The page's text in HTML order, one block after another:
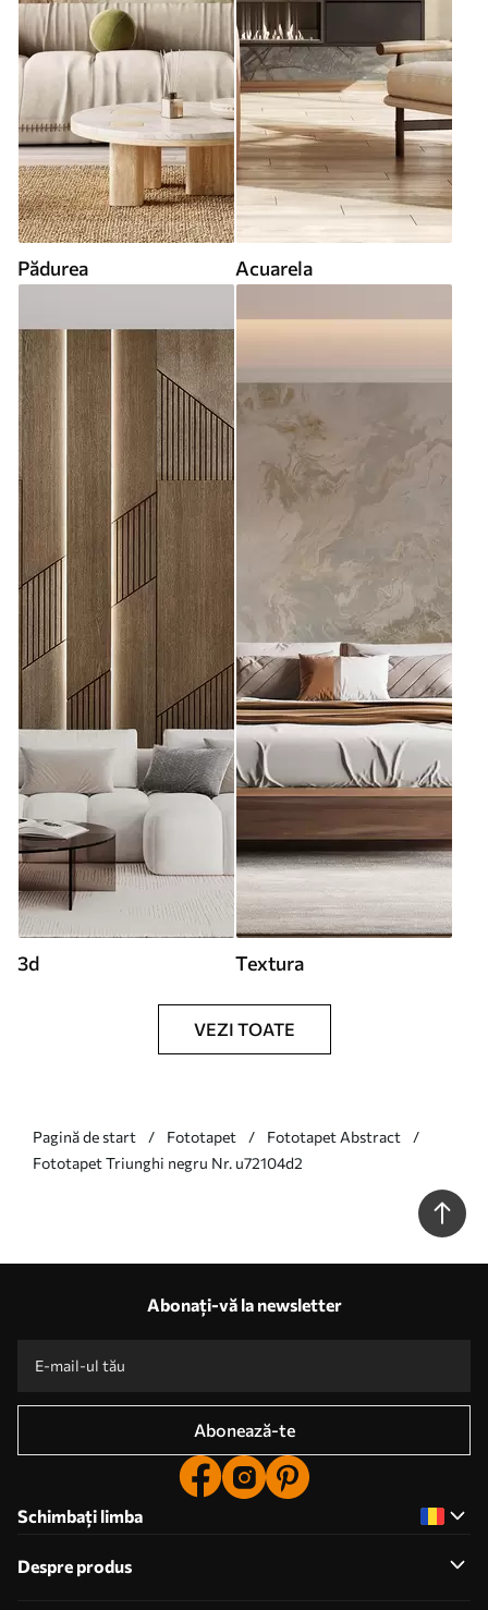
Pădurea Acuarela
3d Textura
VEZI TOATE
Pagină de start Fototapet
Fototapet Abstract
Fototapet Triunghi negru Nr. u72104d2
Abonați-vă la newsletter
Abonează-te
Schimbați limba
Despre produs